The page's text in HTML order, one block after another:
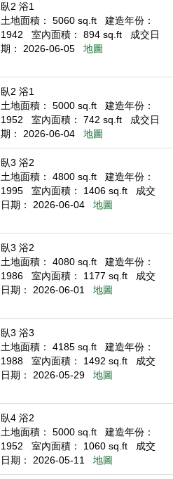
臥2 浴1
土地面積： 5060 sq.ft
建造年份：
1942
室內面積： 894 sq.ft
成交日
期： 2026-06-05
地圖
臥2 浴1
土地面積： 5000 sq.ft
建造年份：
1952
室內面積： 742 sq.ft
成交日
期： 2026-06-04
地圖
臥3 浴2
土地面積： 4800 sq.ft
建造年份：
1995
室內面積： 1406 sq.ft
成交
日期： 2026-06-04
地圖
臥3 浴2
土地面積： 4080 sq.ft
建造年份：
1986
室內面積： 1177 sq.ft
成交
日期： 2026-06-01
地圖
臥3 浴3
土地面積： 4185 sq.ft
建造年份：
1988
室內面積： 1492 sq.ft
成交
日期： 2026-05-29
地圖
臥4 浴2
土地面積： 5000 sq.ft
建造年份：
1952
室內面積： 1060 sq.ft
成交
日期： 2026-05-11
地圖